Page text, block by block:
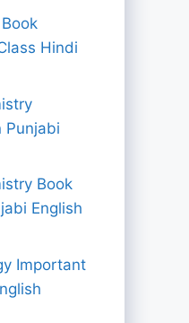
Hindi
Punjabi
Book
English
Important